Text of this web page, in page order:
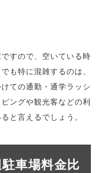
すので、空いている時
も特に混雑するのは、
ての通勤・通学ラッシ
ングや観光客などの利
と言えるでしょう。
車場料金比